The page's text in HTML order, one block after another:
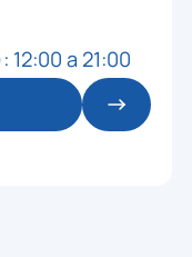
a 21:00